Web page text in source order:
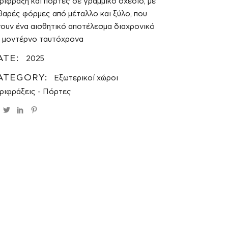
φόρμες από μέταλλο και ξύλο, που
ένα αισθητικό αποτέλεσμα διαχρονικό
μοντέρνο ταυτόχρονα
2025
Εξωτερικοί χώροι
- Πόρτες